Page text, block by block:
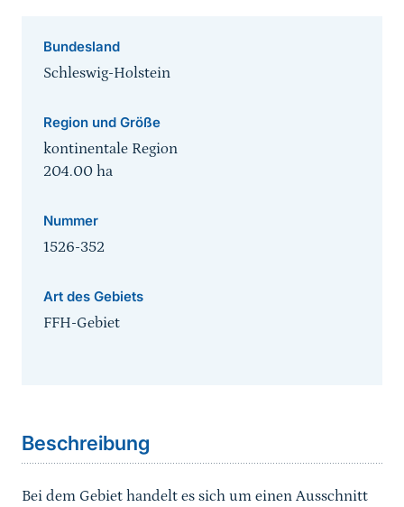
Bundesland
Schleswig-Holstein
Region und Größe
kontinentale Region
204.00 ha
Nummer
1526-352
Art des Gebiets
FFH-Gebiet
Beschreibung
Bei dem Gebiet handelt es sich um einen Ausschnitt